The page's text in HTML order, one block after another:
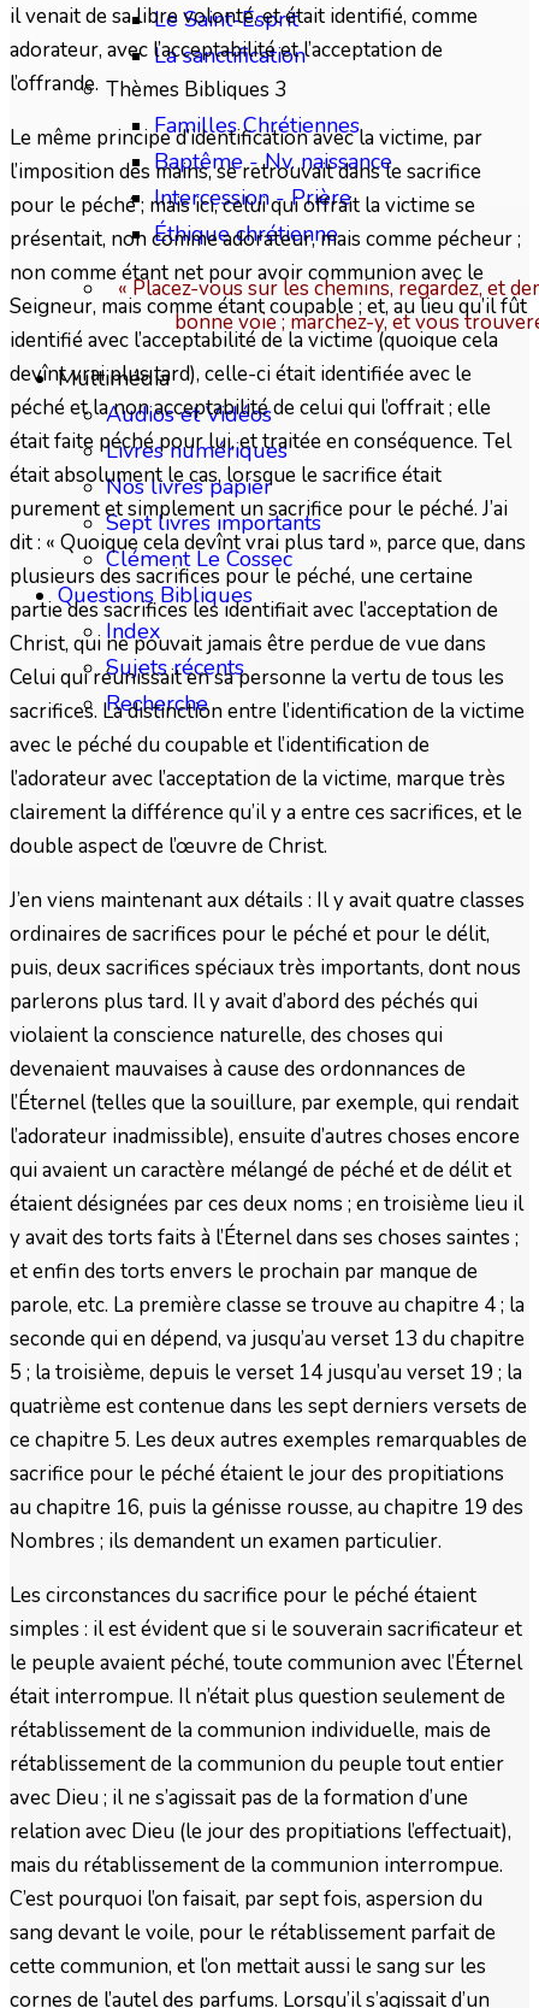
Le Saint-Esprit
La sanctification
Thèmes Bibliques 3
Familles Chrétiennes
Baptême - Nv. naissance
Intercession - Prière
Éthique chrétienne
« Placez-vous sur les chemins, regardez, et
bonne voie ; marchez-y, et vous
Multimédia
Audios et Vidéos
Livres numériques
Nos livres papier
Sept livres importants
Clément Le Cossec
Questions Bibliques
Index
Sujets récents
Recherche
il venait de sa libre volonté, et était identifié, comme
adorateur, avec l’acceptabilité et l’acceptation de
l’offrande.
Le même principe d’identification avec la victime, par
l’imposition des mains, se retrouvait dans le sacrifice
pour le péché ; mais ici, celui qui offrait la victime se
présentait, non comme adorateur, mais comme pécheur ;
non comme étant net pour avoir communion avec le
Seigneur, mais comme étant coupable ; et, au lieu qu’il fût
identifié avec l’acceptabilité de la victime (quoique cela
devînt vrai plus tard), celle-ci était identifiée avec le
péché et la non acceptabilité de celui qui l’offrait ; elle
était faite péché pour lui, et traitée en conséquence. Tel
était absolument le cas, lorsque le sacrifice était
purement et simplement un sacrifice pour le péché. J’ai
dit : « Quoique cela devînt vrai plus tard », parce que, dans
plusieurs des sacrifices pour le péché, une certaine
partie des sacrifices les identifiait avec l’acceptation de
Christ, qui ne pouvait jamais être perdue de vue dans
Celui qui réunissait en sa personne la vertu de tous les
sacrifices. La distinction entre l’identification de la victime
avec le péché du coupable et l’identification de
l’adorateur avec l’acceptation de la victime, marque très
clairement la différence qu’il y a entre ces sacrifices, et le
double aspect de l’œuvre de Christ.
J’en viens maintenant aux détails : Il y avait quatre classes
ordinaires de sacrifices pour le péché et pour le délit,
puis, deux sacrifices spéciaux très importants, dont nous
parlerons plus tard. Il y avait d’abord des péchés qui
violaient la conscience naturelle, des choses qui
devenaient mauvaises à cause des ordonnances de
l’Éternel (telles que la souillure, par exemple, qui rendait
l’adorateur inadmissible), ensuite d’autres choses encore
qui avaient un caractère mélangé de péché et de délit et
étaient désignées par ces deux noms ; en troisième lieu il
y avait des torts faits à l’Éternel dans ses choses saintes ;
et enfin des torts envers le prochain par manque de
parole, etc. La première classe se trouve au chapitre 4 ; la
seconde qui en dépend, va jusqu’au verset 13 du chapitre
5 ; la troisième, depuis le verset 14 jusqu’au verset 19 ; la
quatrième est contenue dans les sept derniers versets de
ce chapitre 5. Les deux autres exemples remarquables de
sacrifice pour le péché étaient le jour des propitiations
au chapitre 16, puis la génisse rousse, au chapitre 19 des
Nombres ; ils demandent un examen particulier.
Les circonstances du sacrifice pour le péché étaient
simples : il est évident que si le souverain sacrificateur et
le peuple avaient péché, toute communion avec l’Éternel
était interrompue. Il n’était plus question seulement de
rétablissement de la communion individuelle, mais de
rétablissement de la communion du peuple tout entier
avec Dieu ; il ne s’agissait pas de la formation d’une
relation avec Dieu (le jour des propitiations l’effectuait),
mais du rétablissement de la communion interrompue.
C’est pourquoi l’on faisait, par sept fois, aspersion du
sang devant le voile, pour le rétablissement parfait de
cette communion, et l’on mettait aussi le sang sur les
cornes de l’autel des parfums. Lorsqu’il s’agissait d’un